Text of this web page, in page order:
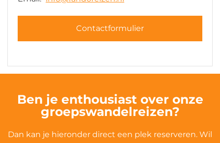
Contactformulier
Ben je enthousiast over onze
groepswandelreizen?
Dan kan je hieronder direct een plek reserveren. Wil